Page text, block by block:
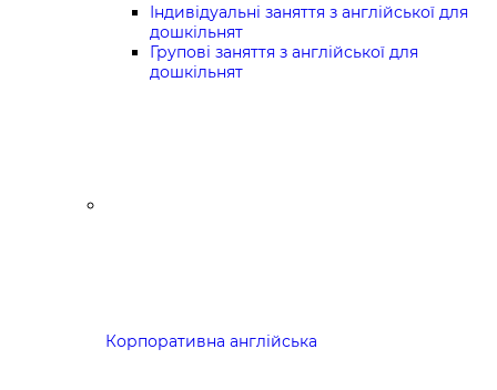
Індивідуальні заняття з англійської для
дошкільнят
Групові заняття з англійської для
дошкільнят
Корпоративна англійська